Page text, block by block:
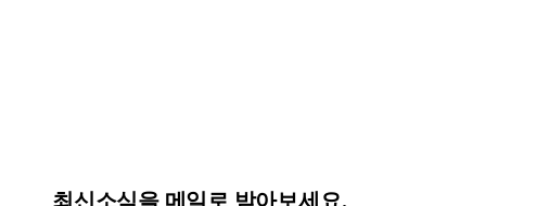
최신소식을 메일로 받아보세요.